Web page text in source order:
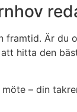
Är du
hitta den
– din